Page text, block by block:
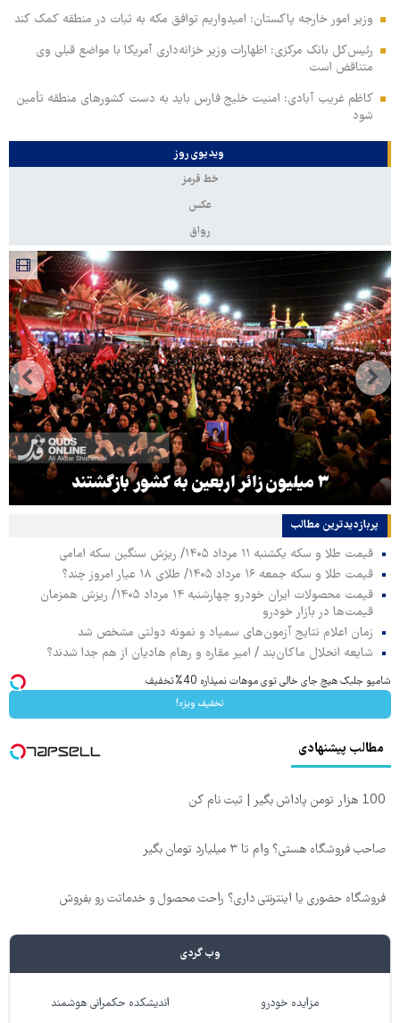
وزیر امور خارجه پاکستان: امیدواریم توافق مکه به ثبات در منطقه کمک کند
رئیس‌کل بانک مرکزی: اظهارات وزیر خزانه‌داری آمریکا با مواضع قبلی وی
متناقض است
کاظم غریب آبادی: امنیت خلیج فارس باید به دست کشورهای منطقه تأمین
شود
ویدیوی روز
خط قرمز
عکس
رواق
۳ میلیون زائر اربعین به کشور بازگشتند
پربازدیدترین‌ مطالب
قیمت طلا و سکه یکشنبه ۱۱ مرداد ۱۴۰۵/ ریزش سنگین سکه امامی
قیمت طلا و سکه جمعه ۱۶ مرداد ۱۴۰۵/ طلای ۱۸ عیار امروز چند؟
قیمت محصولات ایران خودرو چهارشنبه ۱۴ مرداد ۱۴۰۵/ ریزش همزمان
قیمت‌ها در بازار خودرو
زمان اعلام نتایج آزمون‌های سمپاد و نمونه دولتی مشخص شد
شایعه انحلال ماکان‌بند / امیر مقاره و رهام هادیان از هم جدا شدند؟
شامپو جلبک هیچ جای خالی توی موهات نمیذاره 40%تخفیف
تخفیف ویژه!
مطالب پیشنهادی
100 هزار تومن پاداش بگیر | ثبت نام کن
صاحب فروشگاه هستی؟ وام تا ۳ میلیارد تومان بگیر
فروشگاه حضوری یا اینترنتی داری؟ راحت محصول و خدماتت رو بفروش
وب گردی
مزایده خودرو اندیشکده حکمرانی هوشمند